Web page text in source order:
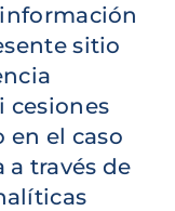
sitio
cesiones
en el caso
través de